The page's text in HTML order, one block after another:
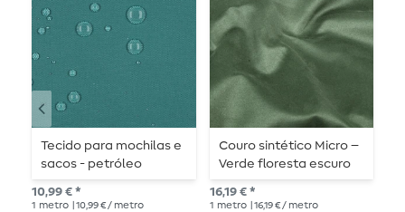
Tecido para mochilas e
sacos - petróleo
10,99 € *
1 metro | 10,99 € / metro
Couro sintético Micro –
Verde floresta escuro
16,19 € *
1 metro | 16,19 € / metro